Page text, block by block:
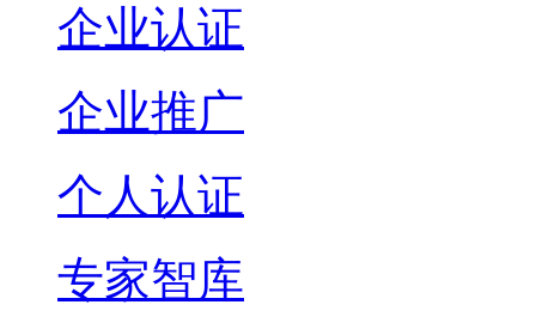
企业认证
企业推广
个人认证
专家智库